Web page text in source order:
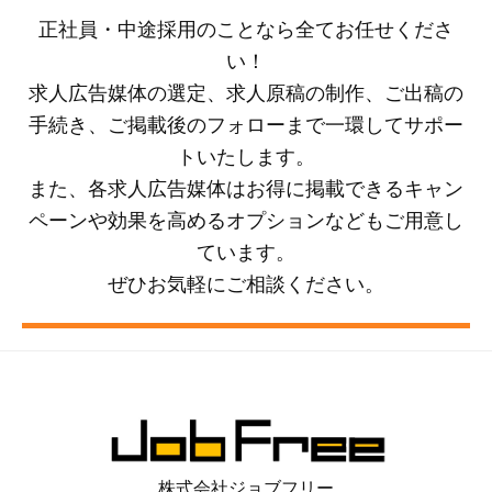
正社員・中途採用のことなら全てお任せくださ
い！
求人広告媒体の選定、求人原稿の制作、ご出稿の
手続き、ご掲載後のフォローまで一環してサポー
トいたします。
また、各求人広告媒体はお得に掲載できるキャン
ペーンや効果を高めるオプションなどもご用意し
ています。
ぜひお気軽にご相談ください。
株式会社ジョブフリー